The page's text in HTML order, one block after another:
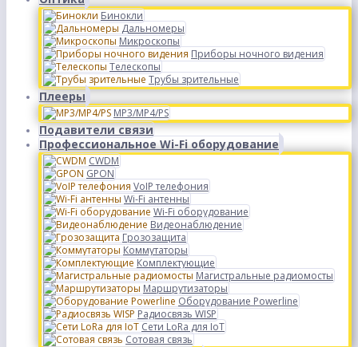
Бинокли
Дальномеры
Микроскопы
Приборы ночного видения
Телескопы
Трубы зрительные
Плееры
MP3/MP4/PS
Подавители связи
Профессиональное Wi-Fi оборудование
CWDM
GPON
VoIP телефония
Wi-Fi антенны
Wi-Fi оборудование
Видеонаблюдение
Грозозащита
Коммутаторы
Комплектующие
Магистральные радиомосты
Маршрутизаторы
Оборудование Powerline
Радиосвязь WISP
Сети LoRa для IoT
Сотовая связь